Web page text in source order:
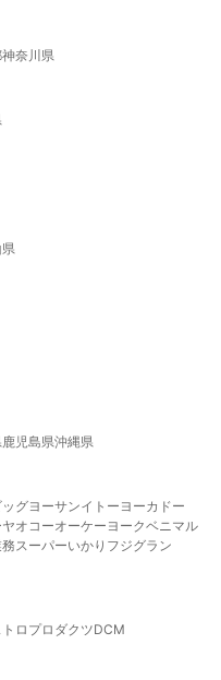
神奈川県
鹿児島県沖縄県
ッグヨーサンイトーヨーカドー
ヤオコーオーケー ヨークベニマル
スーパーいかり フジグラン
ロプロダクツDCM